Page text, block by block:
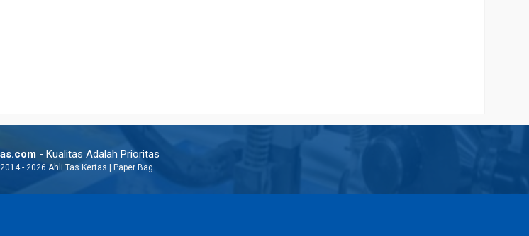
- Kualitas Adalah Prioritas
- 2026 Ahli Tas Kertas | Paper Bag